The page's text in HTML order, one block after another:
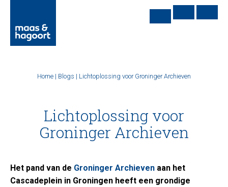
Home | Blogs | Lichtoplossing voor Groninger Archieven
Lichtoplossing voor
Groninger Archieven
Het pand van de Groninger Archieven aan het
Cascadeplein in Groningen heeft een grondige